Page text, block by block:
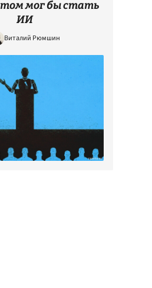
мог бы стать
ИИ
Виталий Рюмшин